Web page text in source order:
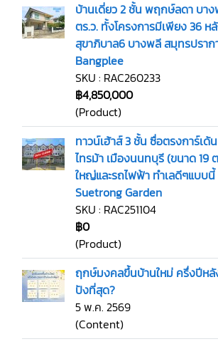
บ้านเดี่ยว 2 ชั้น พฤกษ์ลดา บา
ตร.ว. ทั้งโครงการมีเพียง 36 ห
สุขาภิบาล6 บางพลี สมุทรปราก
Bangplee
SKU : RAC260233
฿4,850,000
(Product)
ทาวน์เฮ้าส์ 3 ชั้น ซื่อตรงการ์เ
ไทรม้า เมืองนนทบุรี (ขนาด 19
ใหญ่และรถไฟฟ้า ทำเลดีๆแบบนี้
Suetrong Garden
SKU : RAC251104
฿0
(Product)
ฤกษ์มงคลขึ้นบ้านใหม่ ครึ่งปีหลั
ปังที่สุด?
5 พ.ค. 2569
(Content)